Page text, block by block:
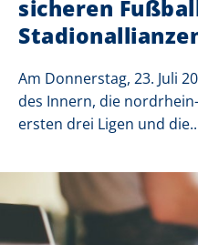
sicheren
Am Donnerstag, 23. Juli
des Innern, die
ersten drei Ligen und